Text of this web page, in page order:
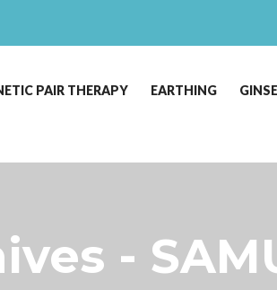
PAIR THERAPY EARTHING
-